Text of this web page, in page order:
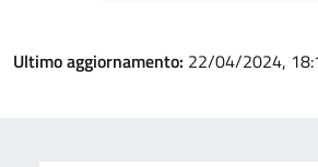
Ultimo aggiornamento: 22/04/2024,